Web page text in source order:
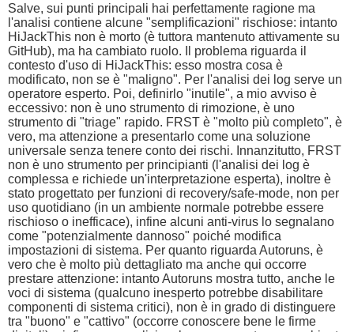
Salve, sui punti principali hai perfettamente ragione ma
l'analisi contiene alcune "semplificazioni" rischiose: intanto
HiJackThis non è morto (è tuttora mantenuto attivamente su
GitHub), ma ha cambiato ruolo. Il problema riguarda il
contesto d'uso di HiJackThis: esso mostra cosa è
modificato, non se è "maligno". Per l'analisi dei log serve un
operatore esperto. Poi, definirlo "inutile", a mio avviso è
eccessivo: non è uno strumento di rimozione, è uno
strumento di "triage" rapido. FRST è "molto più completo", è
vero, ma attenzione a presentarlo come una soluzione
universale senza tenere conto dei rischi. Innanzitutto, FRST
non è uno strumento per principianti (l'analisi dei log è
complessa e richiede un'interpretazione esperta), inoltre è
stato progettato per funzioni di recovery/safe-mode, non per
uso quotidiano (in un ambiente normale potrebbe essere
rischioso o inefficace), infine alcuni anti-virus lo segnalano
come "potenzialmente dannoso" poiché modifica
impostazioni di sistema. Per quanto riguarda Autoruns, è
vero che è molto più dettagliato ma anche qui occorre
prestare attenzione: intanto Autoruns mostra tutto, anche le
voci di sistema (qualcuno inesperto potrebbe disabilitare
componenti di sistema critici), non è in grado di distinguere
tra "buono" e "cattivo" (occorre conoscere bene le firme